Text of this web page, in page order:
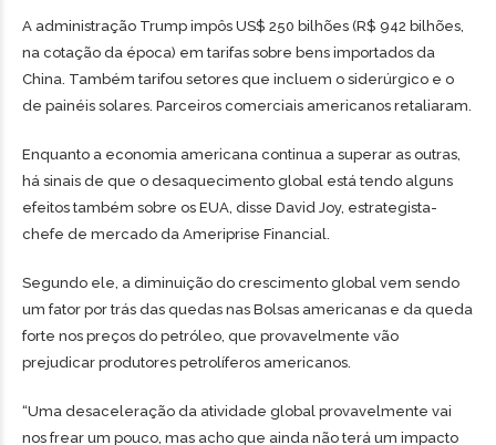
A administração Trump impôs US$ 250 bilhões (R$ 942 bilhões,
na cotação da época) em tarifas sobre bens importados da
China. Também tarifou setores que incluem o siderúrgico e o
de painéis solares. Parceiros comerciais americanos retaliaram.
Enquanto a economia americana continua a superar as outras,
há sinais de que o desaquecimento global está tendo alguns
efeitos também sobre os EUA, disse David Joy, estrategista-
chefe de mercado da Ameriprise Financial.
Segundo ele, a diminuição do crescimento global vem sendo
um fator por trás das quedas nas Bolsas americanas e da queda
forte nos preços do petróleo, que provavelmente vão
prejudicar produtores petrolíferos americanos.
“Uma desaceleração da atividade global provavelmente vai
nos frear um pouco, mas acho que ainda não terá um impacto